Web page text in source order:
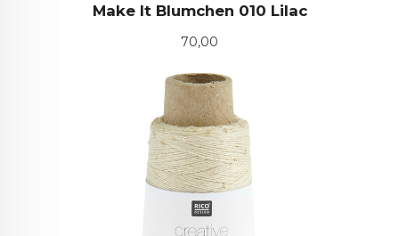
Make It Blumchen 010 Lilac
Pris
70,00